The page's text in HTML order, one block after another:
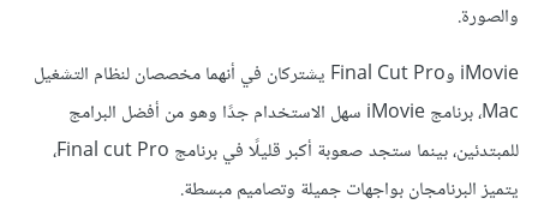
والصورة.
iMovie وFinal Cut Pro يشتركان في أنهما مخصصان لنظام التشغيل
Mac، برنامج iMovie سهل الاستخدام جدًا وهو من أفضل البرامج
للمبتدئين، بينما ستجد صعوبة أكبر قليلًا في برنامج Final cut Pro،
يتميز البرنامجان بواجهات جميلة وتصاميم مبسطة.